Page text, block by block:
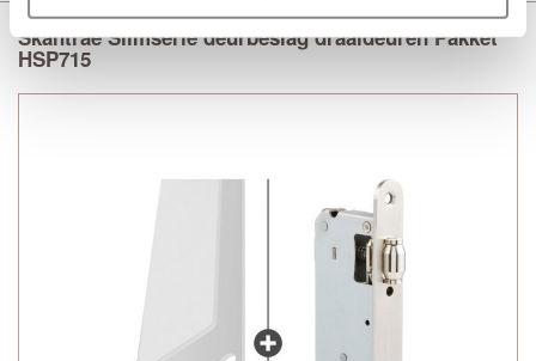
Skantrae Slimserie deurbeslag draaideuren Pakket
HSP715